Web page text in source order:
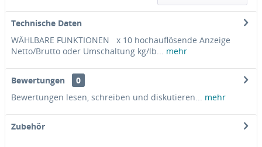
Technische Daten
WÄHLBARE FUNKTIONEN x 10 hochauflösende Anzeige
Netto/Brutto oder Umschaltung kg/lb...
mehr
Bewertungen
0
Bewertungen lesen, schreiben und diskutieren...
mehr
Zubehör